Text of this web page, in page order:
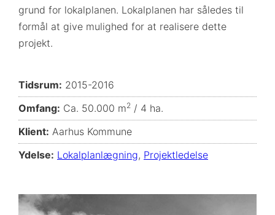
grund for lokalplanen. Lokalplanen har således til
formål at give mulighed for at realisere dette
projekt.
Tidsrum: 2015-2016
Omfang: Ca. 50.000 m2 / 4 ha.
Klient: Aarhus Kommune
Ydelse: Lokalplanlægning, Projektledelse